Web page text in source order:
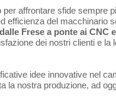
affrontare sfide sempre
efficienza del macchinario
dalle Frese a ponte ai CNC
dei nostri clienti e
idee innovative nel
la nostra produzione, ad